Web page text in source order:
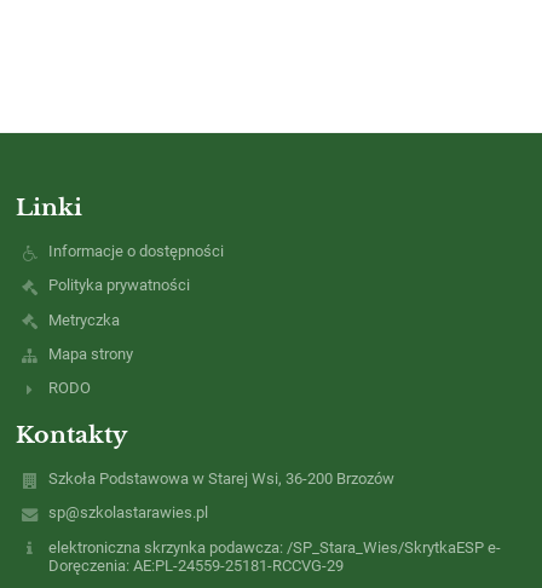
Linki
Informacje o dostępności
Polityka prywatności
Metryczka
Mapa strony
RODO
Kontakty
Szkoła Podstawowa w Starej Wsi, 36-200 Brzozów
sp@szkolastarawies.pl
elektroniczna skrzynka podawcza: /SP_Stara_Wies/SkrytkaESP e-
Doręczenia: AE:PL-24559-25181-RCCVG-29